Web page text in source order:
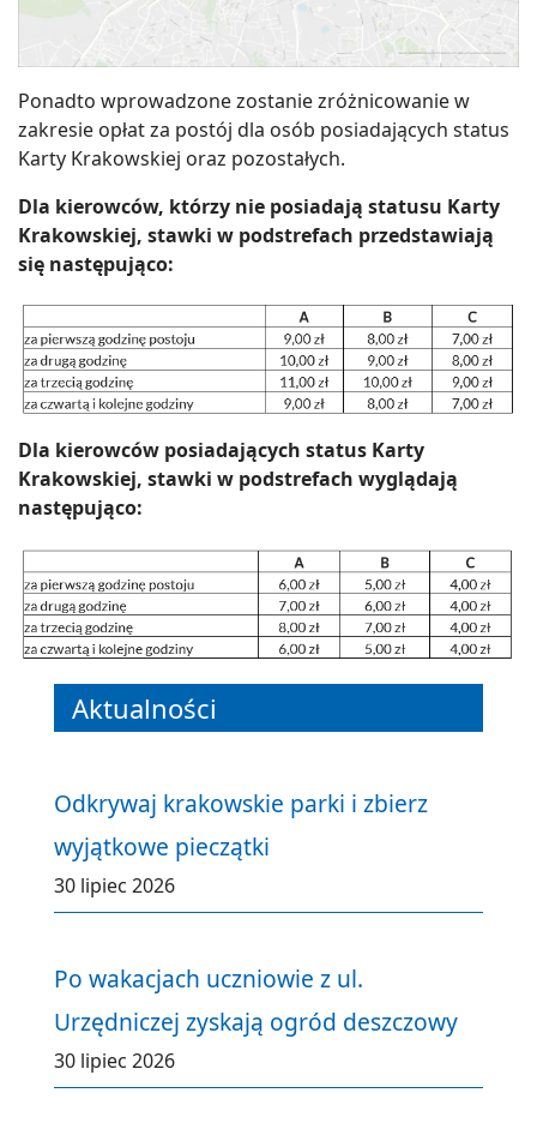
Ponadto wprowadzone zostanie zróżnicowanie w
zakresie opłat za postój dla osób posiadających status
Karty Krakowskiej oraz pozostałych.
Dla kierowców, którzy nie posiadają statusu Karty
Krakowskiej, stawki w podstrefach przedstawiają
się następująco:
Dla kierowców posiadających status Karty
Krakowskiej, stawki w podstrefach wyglądają
następująco:
Aktualności
Odkrywaj krakowskie parki i zbierz
wyjątkowe pieczątki
30 lipiec 2026
Po wakacjach uczniowie z ul.
Urzędniczej zyskają ogród deszczowy
30 lipiec 2026